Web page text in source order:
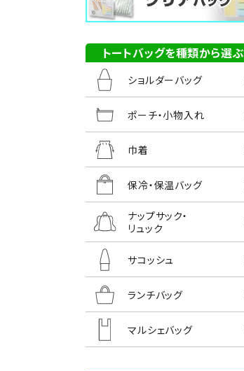
トートバッグを種類から選ぶ
ショルダーバッグ
ポーチ・小物入れ
巾着
保冷・保温バッグ
ナップサック・
リュック
サコッシュ
ランチバッグ
マルシェバッグ